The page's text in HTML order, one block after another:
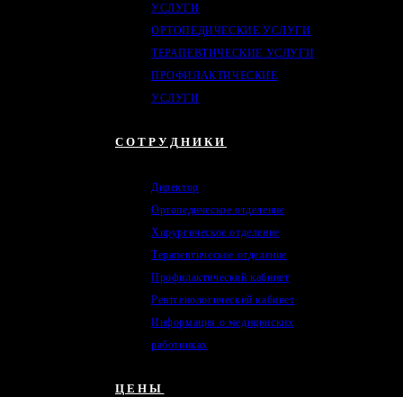
УСЛУГИ
ОРТОПЕДИЧЕСКИЕ УСЛУГИ
ТЕРАПЕВТИЧЕСКИЕ УСЛУГИ
ПРОФИЛАКТИЧЕСКИЕ
УСЛУГИ
СОТРУДНИКИ
Директор
Ортопедическое отделение
Хирургическое отделение
Терапевтическое отделение
Профилактический кабинет
Рентгенологический кабинет
Информация о медицинских
работниках
ЦЕНЫ